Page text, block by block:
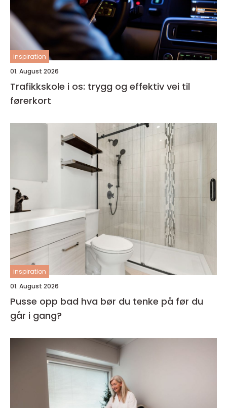
inspiration
01. August 2026
Trafikkskole i os: trygg og effektiv vei til
førerkort
inspiration
01. August 2026
Pusse opp bad hva bør du tenke på før du
går i gang?